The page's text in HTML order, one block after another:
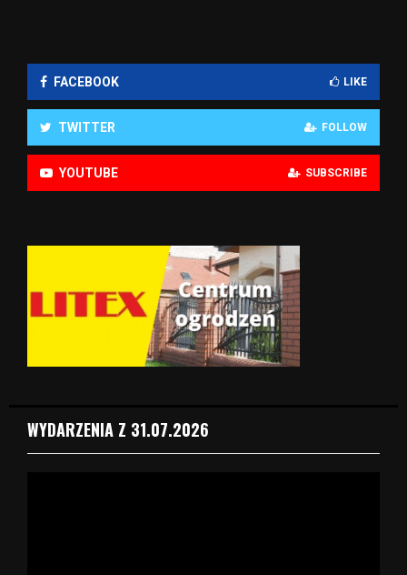
FACEBOOK LIKE
TWITTER FOLLOW
YOUTUBE SUBSCRIBE
WYDARZENIA Z 31.07.2026